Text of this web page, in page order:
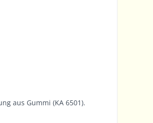
aus Gummi (KA 6501).